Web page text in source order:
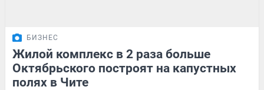
БИЗНЕС
Жилой комплекс в 2 раза больше
Октябрьского построят на капустных
полях в Чите